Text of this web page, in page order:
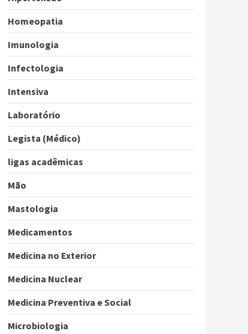
Homeopatia
Imunologia
Infectologia
Intensiva
Laboratório
Legista (Médico)
ligas acadêmicas
Mão
Mastologia
Medicamentos
Medicina no Exterior
Medicina Nuclear
Medicina Preventiva e Social
Microbiologia